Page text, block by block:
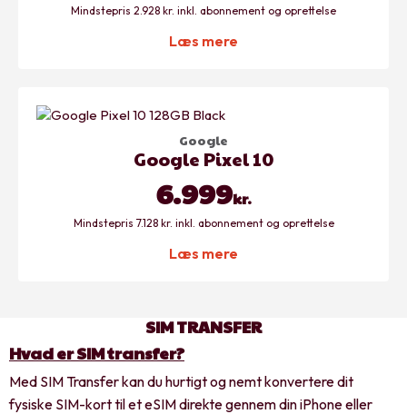
Mindstepris 2.928 kr. inkl. abonnement og oprettelse
Læs mere
Google
Google Pixel 10
6.999kr.
Mindstepris 7.128 kr. inkl. abonnement og oprettelse
Læs mere
SIM TRANSFER
Hvad er SIM transfer?
Med SIM Transfer kan du hurtigt og nemt konvertere dit
fysiske SIM-kort til et eSIM direkte gennem din iPhone eller